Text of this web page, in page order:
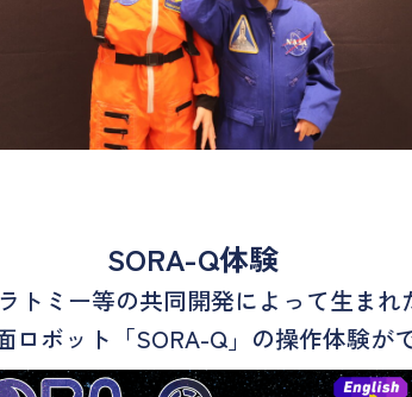
SORA-Q体験
トミー等の共同開発によって生まれ
ロボット「SORA-Q」の操作体験が